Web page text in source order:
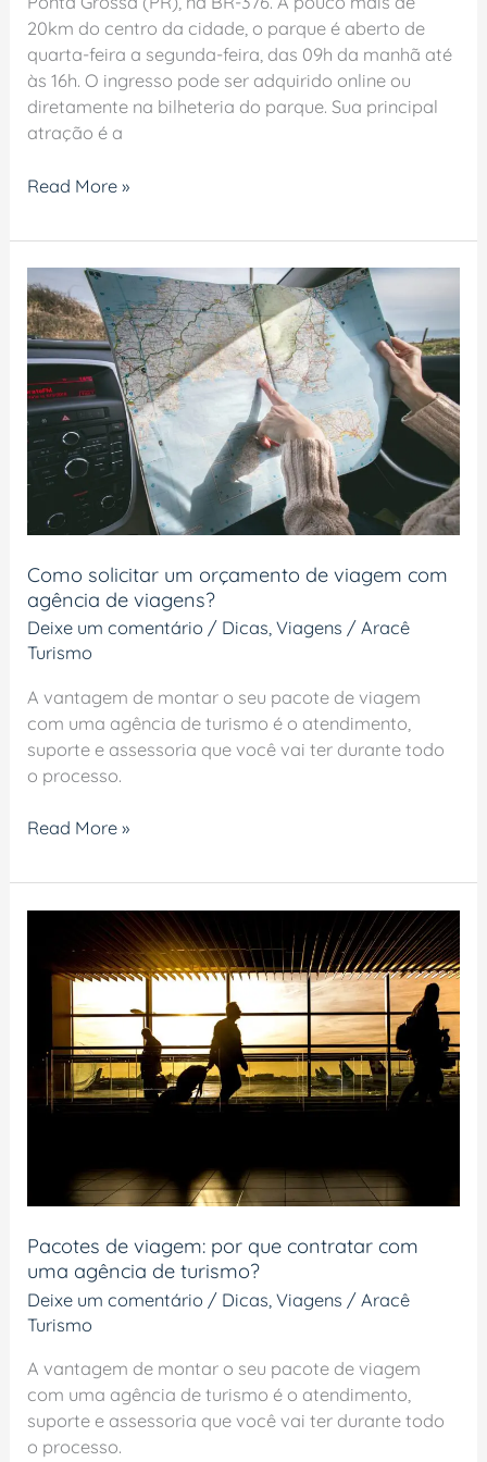
20km do centro da cidade, o parque é aberto de
quarta-feira a segunda-feira, das 09h da manhã até
às 16h. O ingresso pode ser adquirido online ou
diretamente na bilheteria do parque. Sua principal
atração é a
Read More »
Como solicitar um orçamento de viagem com
agência de viagens?
Deixe um comentário / Dicas,Viagens /Aracê
Turismo
A vantagem de montar o seu pacote de viagem
com uma agência de turismo é o atendimento,
suporte e assessoria que você vai ter durante todo
o processo.
Como
solicitar
um
orçamento
de
viagem
com
agência
de
viagens?
Read More »
Pacotes de viagem: por que contratar com
uma agência de turismo?
Deixe um comentário / Dicas ,Viagens /Aracê
Turismo
A vantagem de montar o seu pacote de viagem
com uma agência de turismo é o atendimento,
suporte e assessoria que você vai ter durante todo
o processo.
viagem:
contratar
com
uma
turismo?